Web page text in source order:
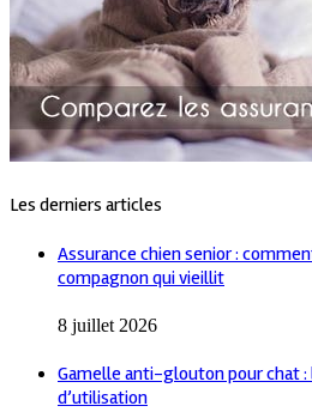
Les derniers articles
Assurance chien senior :
compagnon qui vieillit
8 juillet 2026
Gamelle anti-glouton pour chat
d’utilisation